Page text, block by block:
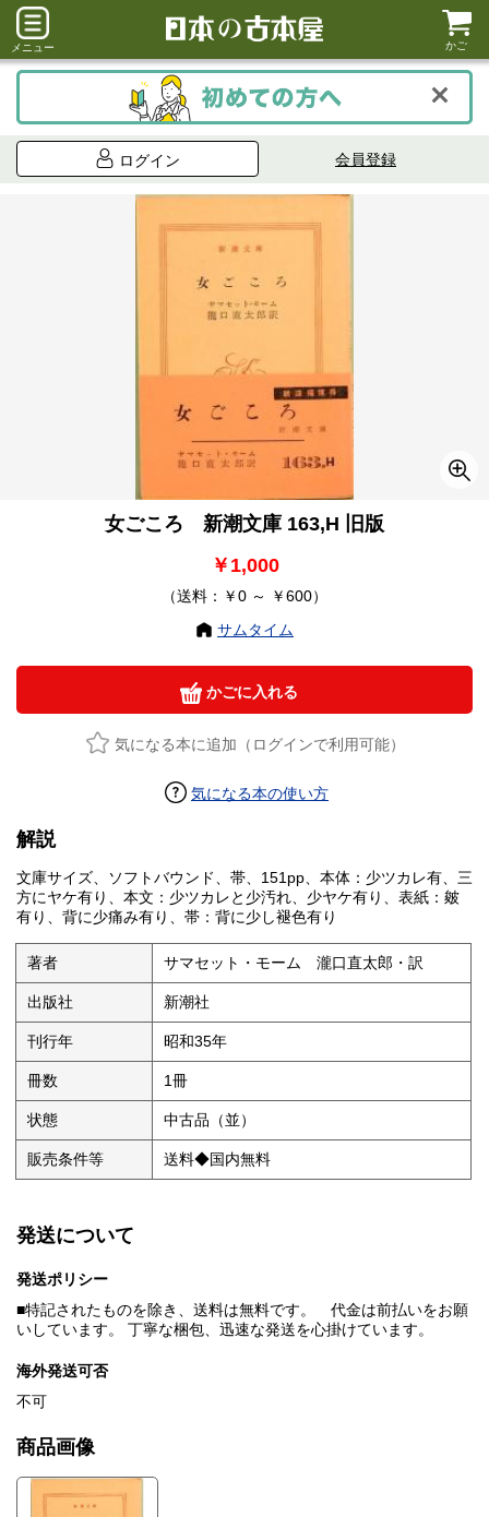
メニュー かご
ログイン 会員登録
女ごころ 新潮文庫 163,H 旧版
￥1,000
（送料：￥0 ～ ￥600）
サムタイム
かごに入れる
気になる本に追加（ログインで利用可能）
気になる本の使い方
解説
文庫サイズ、ソフトバウンド、帯、151pp、本体：少ツカレ有、三
方にヤケ有り、本文：少ツカレと少汚れ、少ヤケ有り、表紙：皴
有り、背に少痛み有り、帯：背に少し褪色有り
著者 サマセット・モーム 瀧口直太郎・訳
出版社 新潮社
刊行年 昭和35年
冊数 1冊
状態 中古品（並）
販売条件等 送料◆国内無料
発送について
発送ポリシー
■特記されたものを除き、送料は無料です。 代金は前払いをお願
いしています。 丁寧な梱包、迅速な発送を心掛けています。
海外発送可否
不可
商品画像